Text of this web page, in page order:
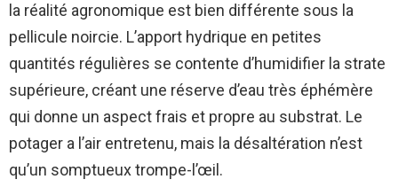
la réalité agronomique est bien différente sous la
pellicule noircie. L’apport hydrique en petites
quantités régulières se contente d’humidifier la strate
supérieure, créant une réserve d’eau très éphémère
qui donne un aspect frais et propre au substrat. Le
potager a l’air entretenu, mais la désaltération n’est
qu’un somptueux trompe-l’œil.